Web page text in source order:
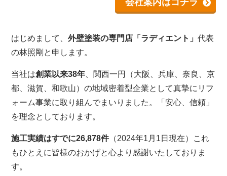
会社案内はコチラ
はじめまして、外壁塗装の専門店「ラディエント」代表
の林照剛と申します。
当社は創業以来38年 、関西一円（大阪、兵庫、奈良、京
都、滋賀、和歌山）の地域密着型企業として真摯にリフ
ォーム事業に取り組んでまいりました。「安心、信頼」
を理念としております。
施工実績はすでに26,878件（2024年1月1日現在）これ
もひとえに皆様のおかげと心より感謝いたしておりま
す。